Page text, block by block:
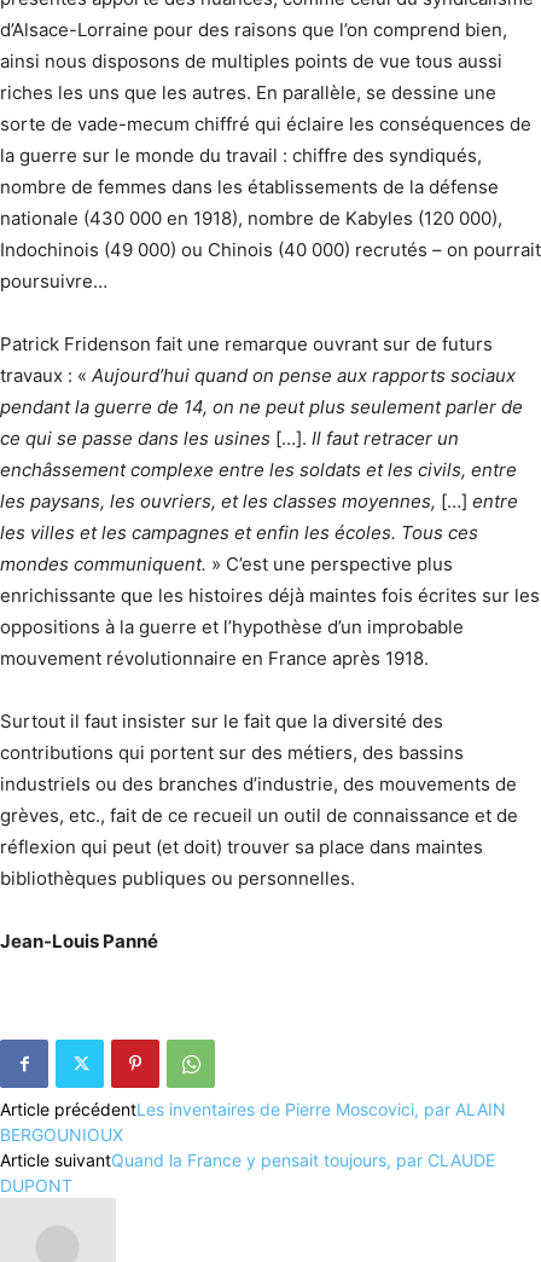
d’Alsace-Lorraine pour des raisons que l’on comprend bien,
ainsi nous disposons de multiples points de vue tous aussi
riches les uns que les autres. En parallèle, se dessine une
sorte de vade-mecum chiffré qui éclaire les conséquences de
la guerre sur le monde du travail : chiffre des syndiqués,
nombre de femmes dans les établissements de la défense
nationale (430 000 en 1918), nombre de Kabyles (120 000),
Indochinois (49 000) ou Chinois (40 000) recrutés – on pourrait
poursuivre…
Patrick Fridenson fait une remarque ouvrant sur de futurs
travaux : « Aujourd’hui quand on pense aux rapports sociaux
pendant la guerre de 14, on ne peut plus seulement parler de
ce qui se passe dans les usines […]. Il faut retracer un
enchâssement complexe entre les soldats et les civils, entre
les paysans, les ouvriers, et les classes moyennes, […] entre
les villes et les campagnes et enfin les écoles. Tous ces
mondes communiquent. » C’est une perspective plus
enrichissante que les histoires déjà maintes fois écrites sur les
oppositions à la guerre et l’hypo­thèse d’un improbable
mouvement révolutionnaire en France après 1918.
Surtout il faut insister sur le fait que la diversité des
contributions qui portent sur des métiers, des bassins
industriels ou des branches d’industrie, des mouvements de
grèves, etc., fait de ce recueil un outil de connaissance et de
réflexion qui peut (et doit) trouver sa place dans maintes
bibliothèques publiques ou personnelles.
Jean-Louis Panné
Article précédentLes inventaires de Pierre Moscovici, par ALAIN
BERGOUNIOUX
Article suivantQuand la France y pensait toujours, par CLAUDE
DUPONT